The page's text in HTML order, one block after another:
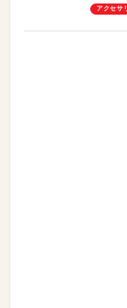
却プレ
アクセサ